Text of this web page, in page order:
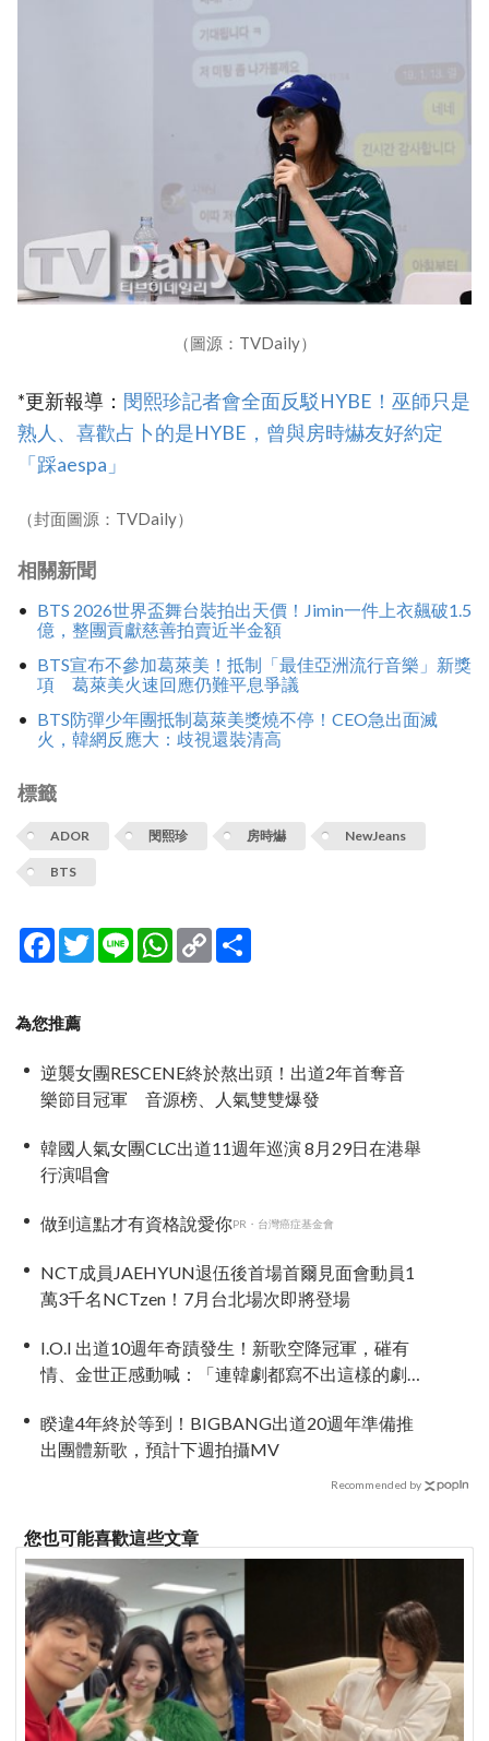
（圖源：TVDaily）
*更新報導： 閔熙珍記者會全面反駁HYBE！巫師只是
熟人、喜歡占卜的是HYBE，曾與房時爀友好約定
「踩aespa」
（封面圖源：TVDaily）
相關新聞
BTS 2026世界盃舞台裝拍出天價！Jimin一件上衣飆破1.5
億，整團貢獻慈善拍賣近半金額
BTS宣布不參加葛萊美！抵制「最佳亞洲流行音樂」新獎
項 葛萊美火速回應仍難平息爭議
BTS防彈少年團抵制葛萊美獎燒不停！CEO急出面滅
火，韓網反應大：歧視還裝清高
標籤
ADOR 閔熙珍 房時爀 NewJeans
BTS
Facebook
TwitterLine WhatsApp
Copy
Link
為您推薦
逆襲女團RESCENE終於熬出頭！出道2年首奪音
樂節目冠軍 音源榜、人氣雙雙爆發
韓國人氣女團CLC出道11週年巡演 8月29日在港舉
行演唱會
做到這點才有資格說愛你PR・台灣癌症基金會
NCT成員JAEHYUN退伍後首場首爾見面會動員1
萬3千名NCTzen！7月台北場次即將登場
I.O.I 出道10週年奇蹟發生！新歌空降冠軍，磪有
情、金世正感動喊：「連韓劇都寫不出這樣的劇
睽違4年終於等到！BIGBANG出道20週年準備推
出團體新歌，預計下週拍攝MV
Recommended by
您也可能喜歡這些文章